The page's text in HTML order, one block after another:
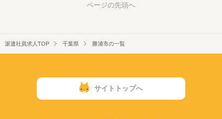
ページの先頭へ
派遣社員求人TOP 千葉県 勝浦市の一覧
サイトトップへ